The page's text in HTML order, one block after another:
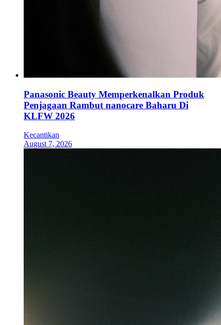
Panasonic Beauty Memperkenalkan Produk
Penjagaan Rambut nanocare Baharu Di
KLFW 2026
Kecantikan
August 7, 2026